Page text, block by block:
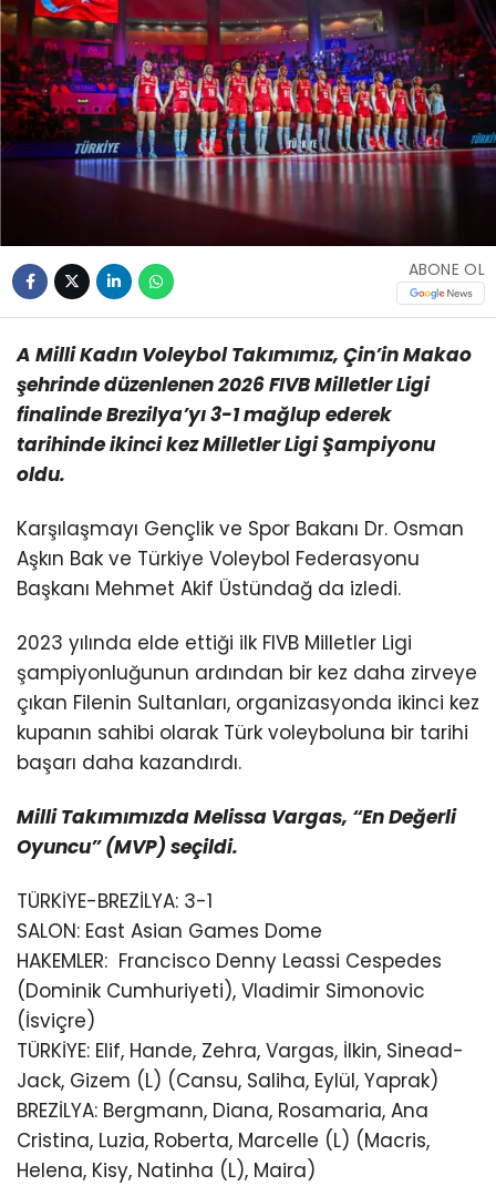
ABONE OL
A Milli Kadın Voleybol Takımımız, Çin’in Makao
şehrinde düzenlenen 2026 FIVB Milletler Ligi
finalinde Brezilya’yı 3-1 mağlup ederek
tarihinde ikinci kez Milletler Ligi Şampiyonu
oldu.
Karşılaşmayı Gençlik ve Spor Bakanı Dr. Osman
Aşkın Bak ve Türkiye Voleybol Federasyonu
Başkanı Mehmet Akif Üstündağ da izledi.
2023 yılında elde ettiği ilk FIVB Milletler Ligi
şampiyonluğunun ardından bir kez daha zirveye
çıkan Filenin Sultanları, organizasyonda ikinci kez
kupanın sahibi olarak Türk voleyboluna bir tarihi
başarı daha kazandırdı.
Milli Takımımızda Melissa Vargas, “En Değerli
Oyuncu” (MVP) seçildi.
TÜRKİYE-BREZİLYA: 3-1
SALON: East Asian Games Dome
HAKEMLER: Francisco Denny Leassi Cespedes
(Dominik Cumhuriyeti), Vladimir Simonovic
(İsviçre)
TÜRKİYE: Elif, Hande, Zehra, Vargas, İlkin, Sinead-
Jack, Gizem (L) (Cansu, Saliha, Eylül, Yaprak)
BREZİLYA: Bergmann, Diana, Rosamaria, Ana
Cristina, Luzia, Roberta, Marcelle (L) (Macris,
Helena, Kisy, Natinha (L), Maira)